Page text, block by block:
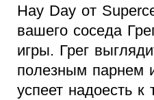
Hay Day от
вашего соседа
игры. Грег
полезным парнем
успеет надоесть к